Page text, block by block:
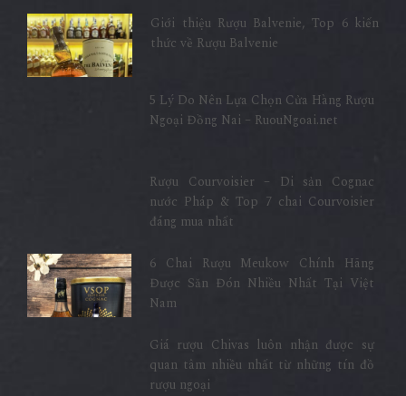
Giới thiệu Rượu Balvenie, Top 6 kiến
thức về Rượu Balvenie
5 Lý Do Nên Lựa Chọn Cửa Hàng Rượu
Ngoại Đồng Nai – RuouNgoai.net
Rượu Courvoisier – Di sản Cognac
nước Pháp & Top 7 chai Courvoisier
đáng mua nhất
6 Chai Rượu Meukow Chính Hãng
Được Săn Đón Nhiều Nhất Tại Việt
Nam
Giá rượu Chivas luôn nhận được sự
quan tâm nhiều nhất từ những tín đồ
rượu ngoại